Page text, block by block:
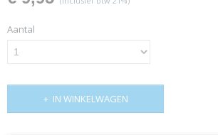
Aantal
IN WINKELWAGEN